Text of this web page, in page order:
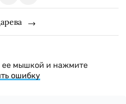
ее мышкой и нажмите
ошибку